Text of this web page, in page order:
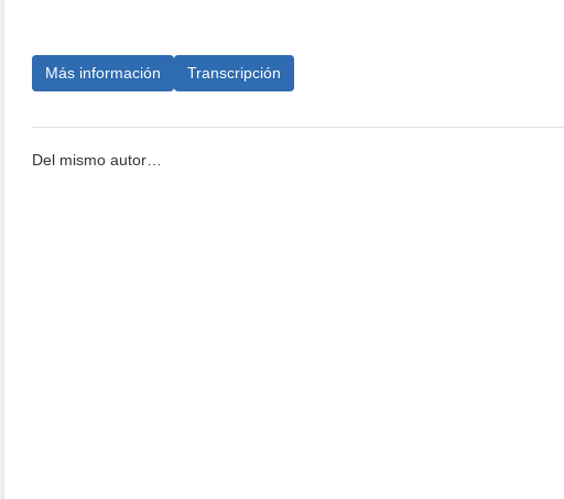
Más información Transcripción
Del mismo autor…